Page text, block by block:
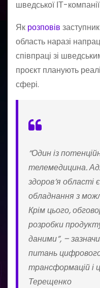
шведської ІТ-
Як розповів
область наразі
співпраці зі
проєкт планують
сфері.
“Один із
телемедицина.
здоров’я
обладнання з
Крім цього,
розробки
даними”, –
питань
трансформацій і
Терещенко